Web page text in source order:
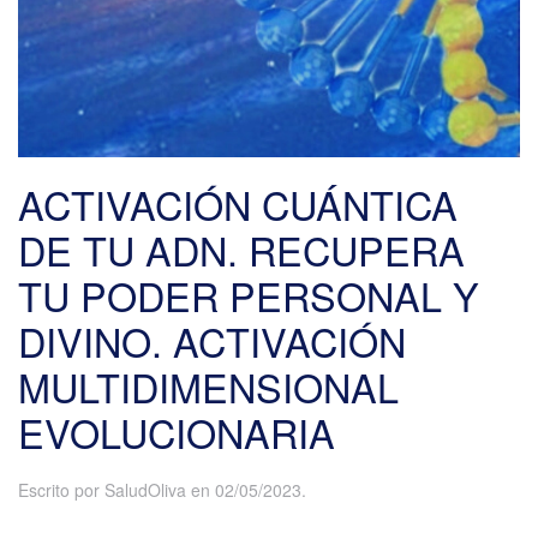
ACTIVACIÓN CUÁNTICA
DE TU ADN. RECUPERA
TU PODER PERSONAL Y
DIVINO. ACTIVACIÓN
MULTIDIMENSIONAL
EVOLUCIONARIA
Escrito por SaludOliva en 02/05/2023.